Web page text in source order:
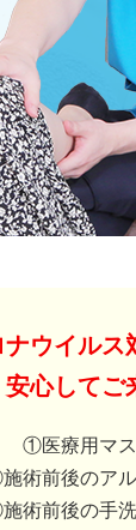
ウイルス
安心してご
①医療用マ
術前後のア
術前後の手